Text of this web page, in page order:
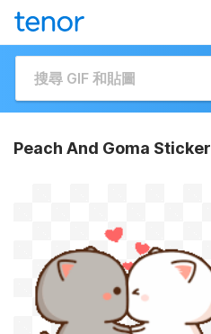
Peach And Goma Sticker